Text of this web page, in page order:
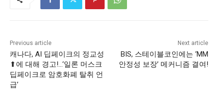
Previous article
캐나다, AI 딥페이크의 정교성
⬆에 대해 경고!…‘일론 머스크
딥페이크로 암호화폐 탈취 언
급’
Next article
BIS, 스테이블코인에는 ‘MM
안정성 보장’ 메커니즘 결여!